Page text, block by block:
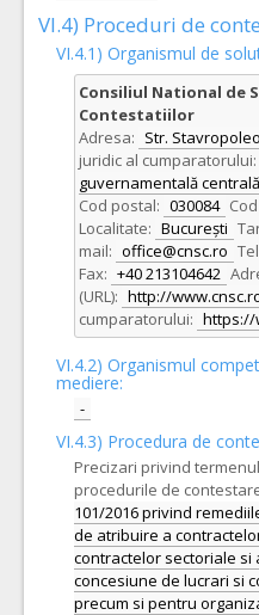
VI.4) Proceduri de
VI.4.1) Organismul de
Consiliul National de
Contestatiilor
Adresa: Str.
juridic al cumparatorului:
guvernamentală centrală
Cod postal: 030084
Localitate: București
mail: office@cnsc.ro
Fax: +40 213104642
(URL): http://
cumparatorului: https://
VI.4.2) Organismul
mediere:
-
VI.4.3) Procedura de
Precizari privind
procedurile de
101/2016 privind
de atribuire a
contractelor sectoriale si
concesiune de lucrari si
precum si pentru